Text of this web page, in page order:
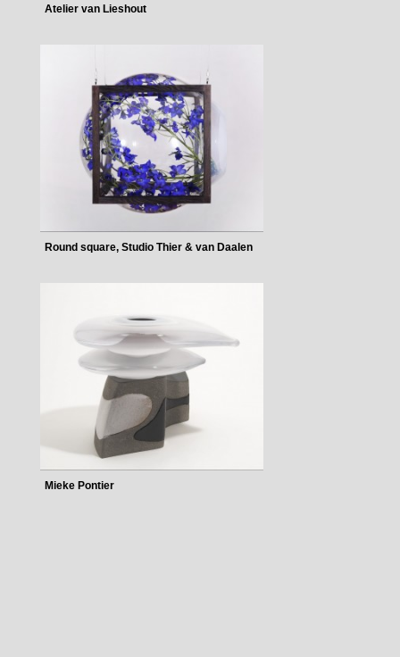
Atelier van Lieshout
Round square, Studio Thier & van Daalen
Mieke Pontier